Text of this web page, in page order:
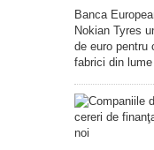
Banca
Nokian Tyres
de euro pentru
fabrici din